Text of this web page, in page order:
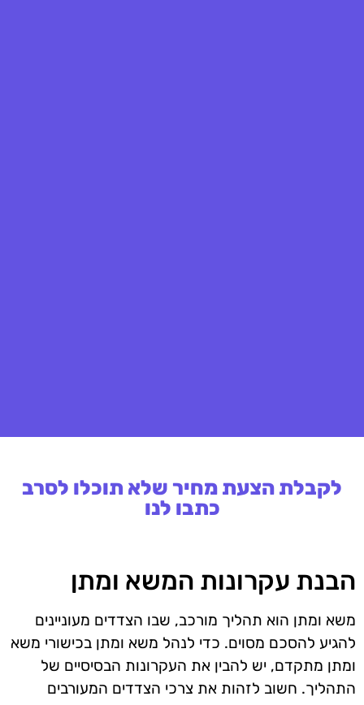
לקבלת הצעת מחיר שלא תוכלו לסרב
כתבו לנו
הבנת עקרונות המשא ומתן
משא ומתן הוא תהליך מורכב, שבו הצדדים מעוניינים
להגיע להסכם מסוים. כדי לנהל משא ומתן בכישורי משא
ומתן מתקדם, יש להבין את העקרונות הבסיסיים של
התהליך. חשוב לזהות את צרכי הצדדים המעורבים